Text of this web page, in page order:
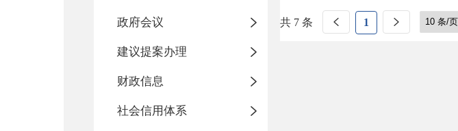
政府会议
建议提案办理
财政信息
社会信用体系
共 7 条 1